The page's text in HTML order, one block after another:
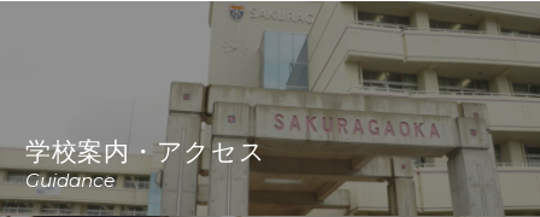
学校案内・アクセス
Guidance